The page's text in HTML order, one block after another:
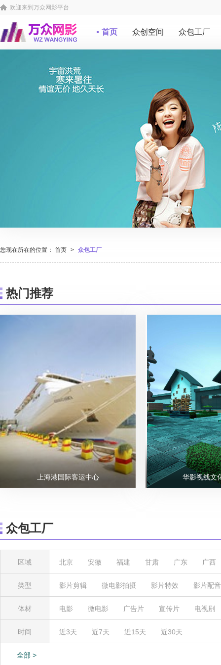
欢迎来到万众网影平台
首页 众创空间 众包工厂
您现在所在的位置： 首页 > 众包工厂
热门推荐
上海港国际客运中心 华影视线文
众包工厂
区域 北京 安徽 福建 甘肃 广东
广西
类型
影片剪辑 微电影拍摄 影片特效 影片配音
体材 电影 微电影 广告片 宣传片 电视剧
时间 近3天 近7天 近15天 近30天
全部 >